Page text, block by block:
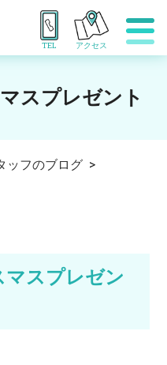
TEL アクセス
スプレゼント
ッフのブログ >
スプレゼン